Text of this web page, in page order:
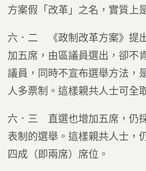
方案假「改革」之名，實質上
六．二 《政制改革方案》提
加五席，由區議員選出，卻不
議員，同時不宣布選舉方法，
人多票制。這樣親共人士可全
六．三 直選也增加五席，仍
表制的選舉。這樣親共人士，
四成（即兩席）席位。